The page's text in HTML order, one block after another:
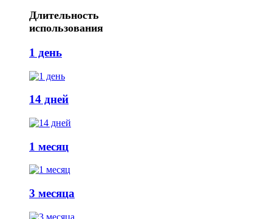
Длительность
использования
1 день
14 дней
1 месяц
3 месяца